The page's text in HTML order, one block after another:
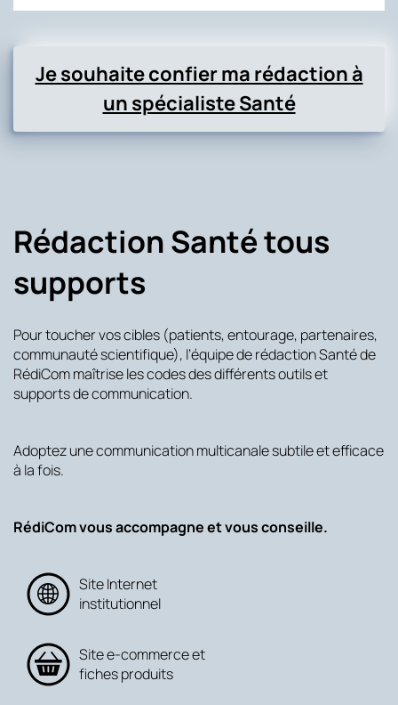
Je souhaite confier ma rédaction à
un spécialiste Santé
Rédaction Santé tous
supports
Pour toucher vos cibles (patients, entourage, partenaires,
communauté scientifique), l’équipe de rédaction Santé de
RédiCom maîtrise les codes des différents outils et
supports de communication.
Adoptez une communication multicanale subtile et efficace
à la fois.
RédiCom vous accompagne et vous conseille.
Site Internet
institutionnel
Site e-commerce et
fiches produits